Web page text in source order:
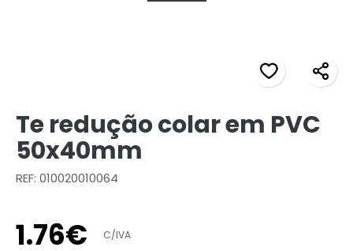
Te redução colar em PVC
50x40mm
REF: 010020010064
1.76€ C/IVA